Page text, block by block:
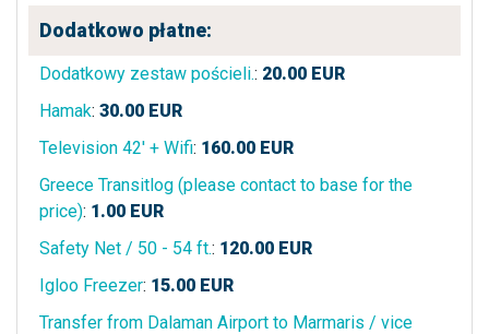
Dodatkowo płatne:
Dodatkowy zestaw pościeli.: 20.00 EUR
Hamak: 30.00 EUR
Television 42' + Wifi: 160.00 EUR
Greece Transitlog (please contact to base for the
price): 1.00 EUR
Safety Net / 50 - 54 ft.: 120.00 EUR
Igloo Freezer: 15.00 EUR
Transfer from Dalaman Airport to Marmaris / vice